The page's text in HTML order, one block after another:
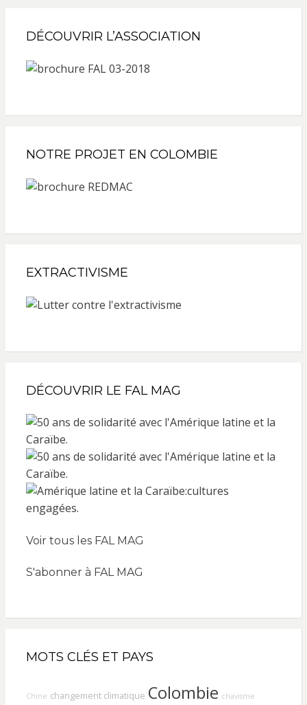
DÉCOUVRIR L’ASSOCIATION
NOTRE PROJET EN COLOMBIE
EXTRACTIVISME
DÉCOUVRIR LE FAL MAG
Voir tous les FAL MAG
S'abonner à FAL MAG
MOTS CLÉS ET PAYS
Chine changement climatique Colombie chavisme